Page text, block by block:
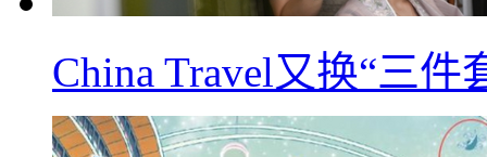
China Travel又换“三